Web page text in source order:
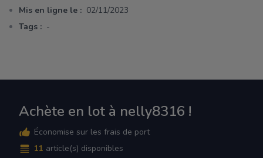
Mis en ligne le : 02/11/2023
Tags : -
Achète en lot à nelly8316 !
Économise sur les frais de port
11 article(s) disponibles